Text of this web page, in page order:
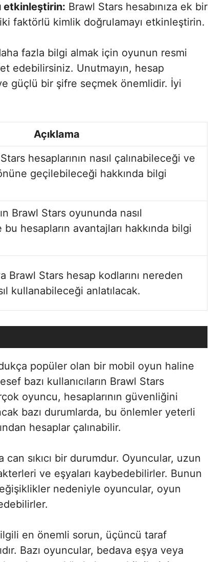
etkinleştirin: Brawl Stars hesabınıza ek bir
faktörlü kimlik doğrulamayı etkinleştirin.
fazla bilgi almak için oyunun resmi
edebilirsiniz. Unutmayın, hesap
güçlü bir şifre seçmek önemlidir. İyi
Açıklama
hesaplarının nasıl çalınabileceği ve
geçilebileceği hakkında bilgi
Brawl Stars oyununda nasıl
hesapların avantajları hakkında bilgi
Brawl Stars hesap kodlarını nereden
kullanabileceği anlatılacak.
popüler olan bir mobil oyun haline
bazı kullanıcıların Brawl Stars
oyuncu, hesaplarının güvenliğini
bazı durumlarda, bu önlemler yeterli
hesaplar çalınabilir.
sıkıcı bir durumdur. Oyuncular, uzun
ve eşyaları kaybedebilirler. Bunun
nedeniyle oyuncular, oyun
ilgili en önemli sorun, üçüncü taraf
Bazı oyuncular, bedava eşya veya